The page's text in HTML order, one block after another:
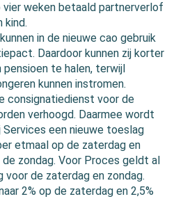
weken betaald partnerverlof
kind.
in de nieuwe cao gebruik
Daardoor kunnen zij korter
te halen, terwijl
kunnen instromen.
consignatiedienst voor de
verhoogd. Daarmee wordt
Services een nieuwe toeslag
etmaal op de zaterdag en
zondag. Voor Proces geldt al
de zaterdag en zondag.
2% op de zaterdag en 2,5%